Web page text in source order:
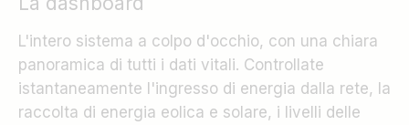
L'intero sistema a colpo d'occhio, con una chiara
panoramica di tutti i dati vitali. Controllate
istantaneamente l'ingresso di energia dalla rete, la
raccolta di energia eolica e solare, i livelli delle